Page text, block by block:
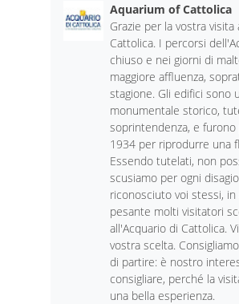
Aquarium of Cattolica
Grazie per la vostra visita
Cattolica. I percorsi
chiuso e nei giorni di
maggiore affluenza,
stagione. Gli edifici sono
monumentale storico,
soprintendenza, e
1934 per riprodurre una
Essendo tutelati, non
scusiamo per ogni
riconosciuto voi stessi, in
pesante molti visitatori
all'Acquario di Cattolica.
vostra scelta.
di partire: è nostro
consigliare, perché la
una bella esperienza.